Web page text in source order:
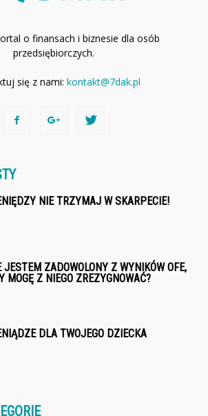
o finansach i biznesie dla osób
przedsiębiorczych.
się z nami: kontakt@7dak.pl
NIE TRZYMAJ W SKARPECIE!
JESTEM ZADOWOLONY Z WYNIKÓW OFE,
MOGĘ Z NIEGO ZREZYGNOWAĆ?
DLA TWOJEGO DZIECKA